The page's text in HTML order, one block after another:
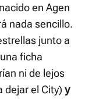
en Agen
nada sencillo.
junto a
ficha
ni de lejos
dejar el City) y